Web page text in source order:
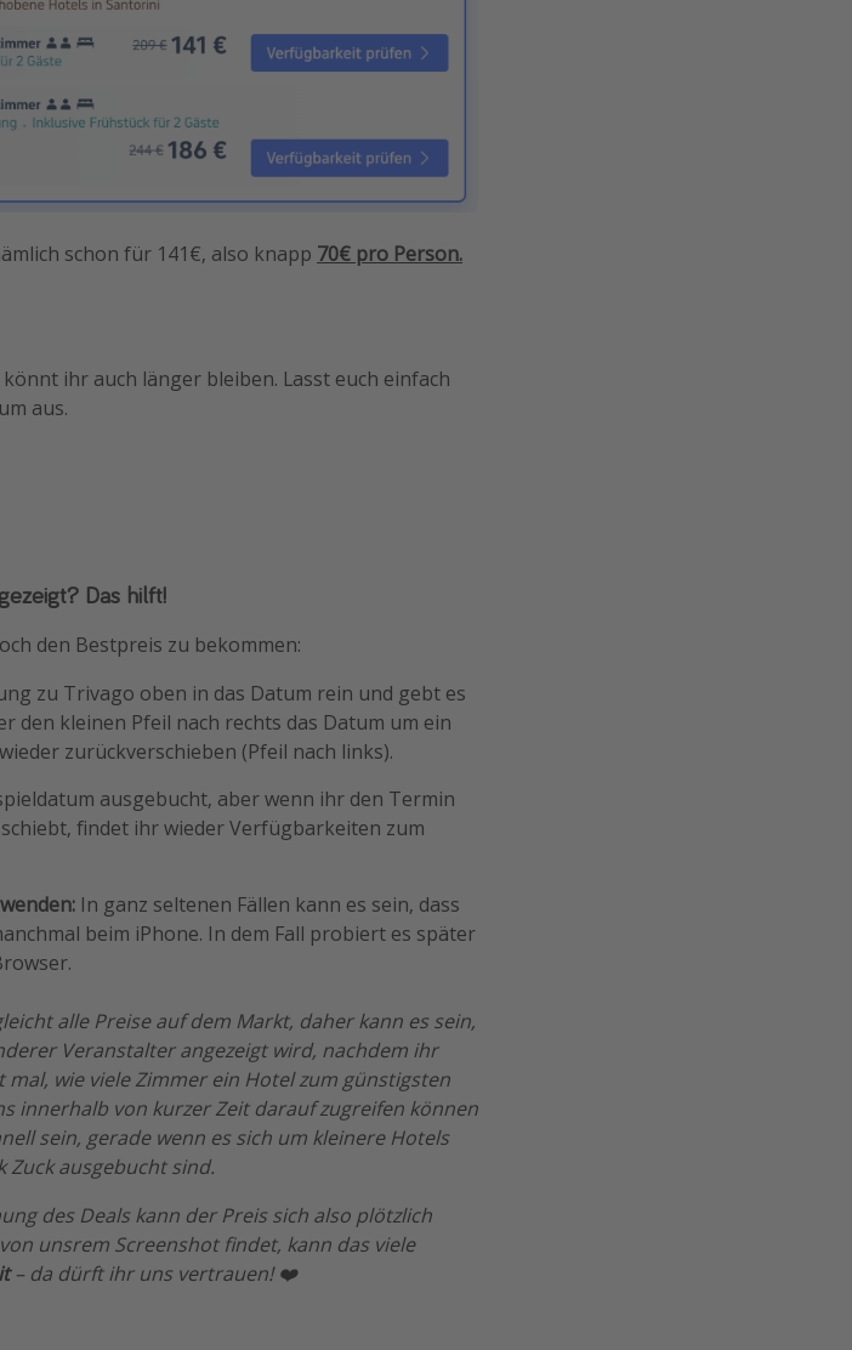
schon für 141€, also knapp 70€ pro Person.
ihr auch länger bleiben. Lasst euch einfach
aus.
Das hilft!
den Bestpreis zu bekommen:
zu Trivago oben in das Datum rein und gebt es
den kleinen Pfeil nach rechts das Datum um ein
zurückverschieben (Pfeil nach links).
ausgebucht, aber wenn ihr den Termin
findet ihr wieder Verfügbarkeiten zum
In ganz seltenen Fällen kann es sein, dass
beim iPhone. In dem Fall probiert es später
alle Preise auf dem Markt, daher kann es sein,
Veranstalter angezeigt wird, nachdem ihr
wie viele Zimmer ein Hotel zum günstigsten
innerhalb von kurzer Zeit darauf zugreifen können
sein, gerade wenn es sich um kleinere Hotels
Zuck ausgebucht sind.
des Deals kann der Preis sich also plötzlich
unsrem Screenshot findet, kann das viele
– da dürft ihr uns vertrauen! ❤️